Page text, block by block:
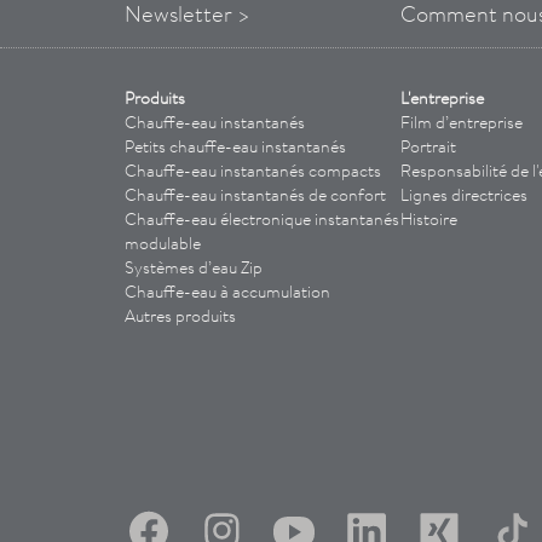
Newsletter > Comment
Produits
Chauffe-eau instantanés
Petits chauffe-eau instantanés
Chauffe-eau instantanés compacts
Chauffe-eau instantanés de confort
Chauffe-eau électronique instantanés
modulable
Systèmes d’eau Zip
Chauffe-eau à accumulation
Autres produits
L'entreprise
Film d’entreprise
Portrait
Responsabilité de
Lignes directrices
Histoire